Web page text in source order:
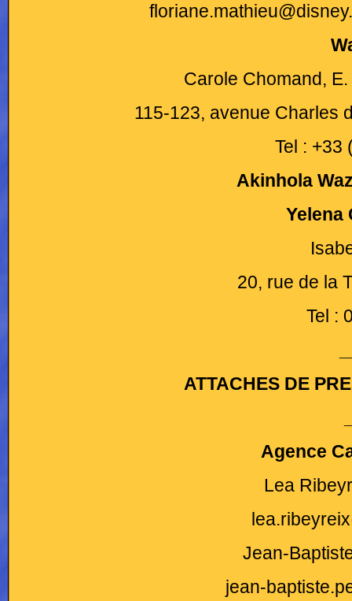
Carole Chomand,
115-123, avenue Charles
Tel : +33
Akinhola
Yelena
20, rue de la
Tel :
ATTACHES DE
Agence
Lea
Jean-
jean-